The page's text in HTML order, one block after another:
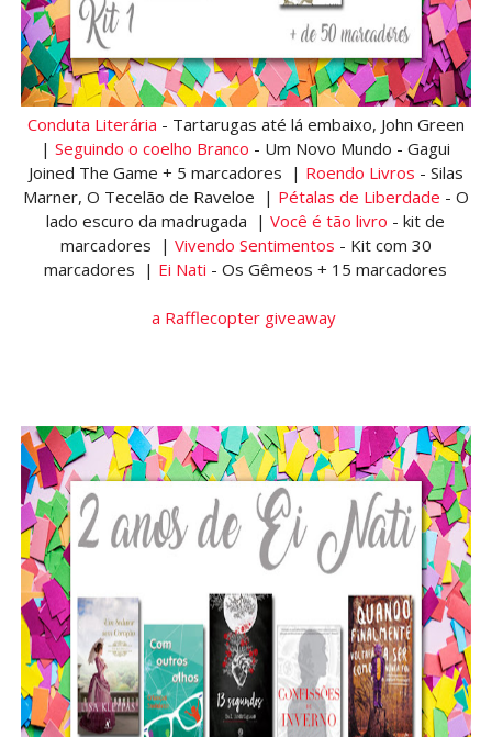
Conduta Literária - Tartarugas até lá embaixo, John Green
|Seguindo o coelho Branco - Um Novo Mundo - Gagui
Joined The Game + 5 marcadores | Roendo Livros - Silas
Marner, O Tecelão de Raveloe | Pétalas de Liberdade - O
lado escuro da madrugada |Você é tão livro - kit de
marcadores | Vivendo Sentimentos - Kit com 30
marcadores | Ei Nati - Os Gêmeos + 15 marcadores
a Rafflecopter giveaway